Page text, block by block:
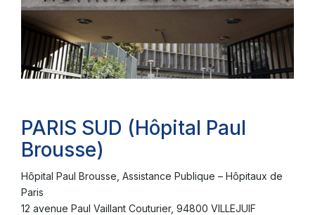
PARIS SUD (Hôpital Paul
Brousse)
Hôpital Paul Brousse, Assistance Publique – Hôpitaux de
Paris
12 avenue Paul Vaillant Couturier, 94800 VILLEJUIF